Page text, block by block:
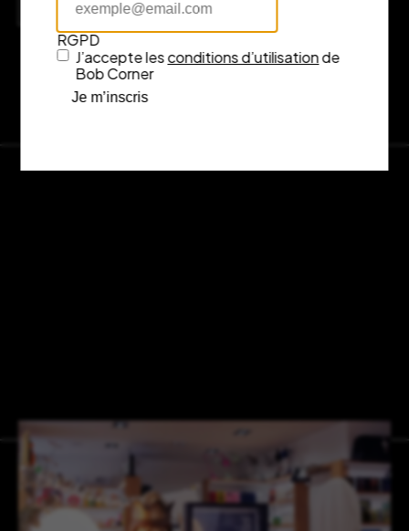
RGPD
J’accepte lesconditions d’utilisationde
Bob Corner
Je m’inscris